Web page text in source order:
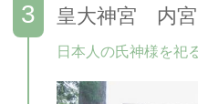
皇大神宮 内宮
日本人の氏神様を祀